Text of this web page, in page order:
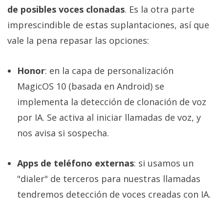
de posibles voces clonadas. Es la otra parte
imprescindible de estas suplantaciones, así que
vale la pena repasar las opciones:
Honor: en la capa de personalización
MagicOS 10 (basada en Android) se
implementa la detección de clonación de voz
por IA. Se activa al iniciar llamadas de voz, y
nos avisa si sospecha.
Apps de teléfono externas: si usamos un
"dialer" de terceros para nuestras llamadas
tendremos detección de voces creadas con IA.